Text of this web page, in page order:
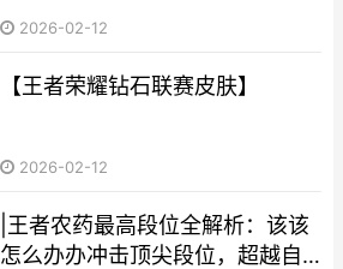
2026-02-12
【王者荣耀钻石联赛皮肤】
2026-02-12
|王者农药最高段位全解析：该该
怎么办办冲击顶尖段位，超越自